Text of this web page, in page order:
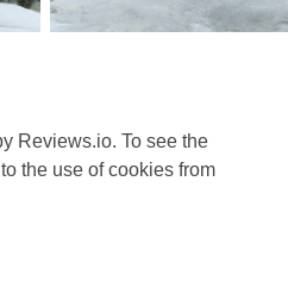
Reviews.io. To see the
the use of cookies from